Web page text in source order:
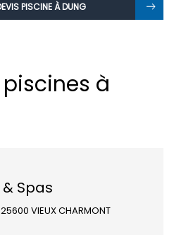
PISCINE À DUNG
à
Spas
VIEUX CHARMONT